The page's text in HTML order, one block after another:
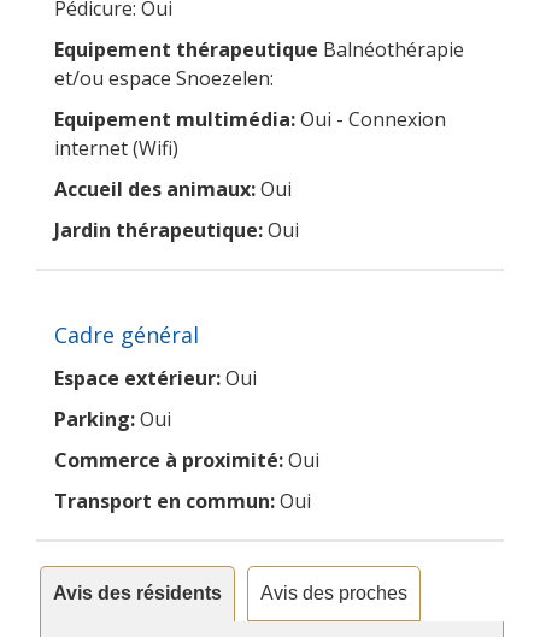
Pédicure: Oui
Equipement thérapeutique Balnéothérapie
et/ou espace Snoezelen:
Equipement multimédia:Oui - Connexion
internet (Wifi)
Accueil des animaux:Oui
Jardin thérapeutique:Oui
Cadre général
Espace extérieur:Oui
Parking:Oui
Commerce à proximité:Oui
Transport en commun:Oui
Avis des résidents Avis des proches